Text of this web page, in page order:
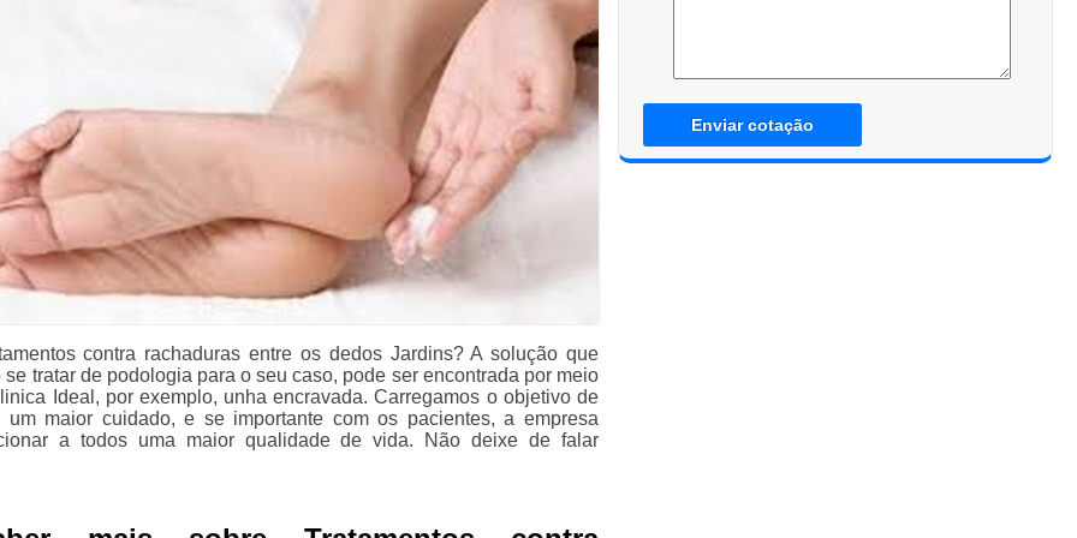
contra rachaduras entre os dedos Jardins? A solução que
se tratar de podologia para o seu caso, pode ser encontrada por meio
Ideal, por exemplo, unha encravada. Carregamos o objetivo de
um maior cuidado, e se importante com os pacientes, a empresa
a todos uma maior qualidade de vida. Não deixe de falar
Enviar cotação